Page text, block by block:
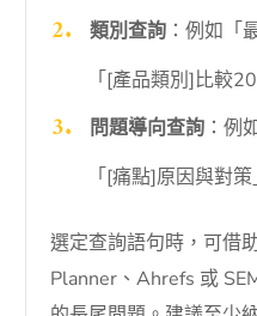
類別查詢：例如「
「[產品類別]比較
問題導向查詢：例
「[痛點]原因與對策
選定查詢語句時，可借
Planner、Ahrefs 或